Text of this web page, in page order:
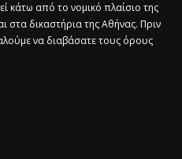
κάτω από το νομικό πλαίσιο της
στα δικαστήρια της Αθήνας. Πριν
να διαβάσατε τους όρους